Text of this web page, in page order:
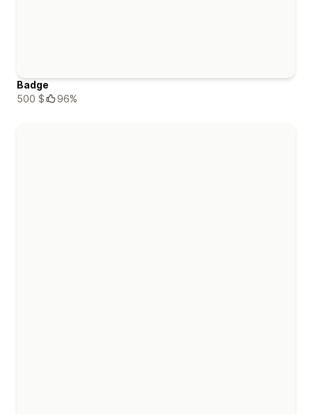
Badge
500 $
96%